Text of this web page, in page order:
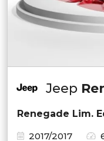
Jeep
Renegade Lim.
2017/2017